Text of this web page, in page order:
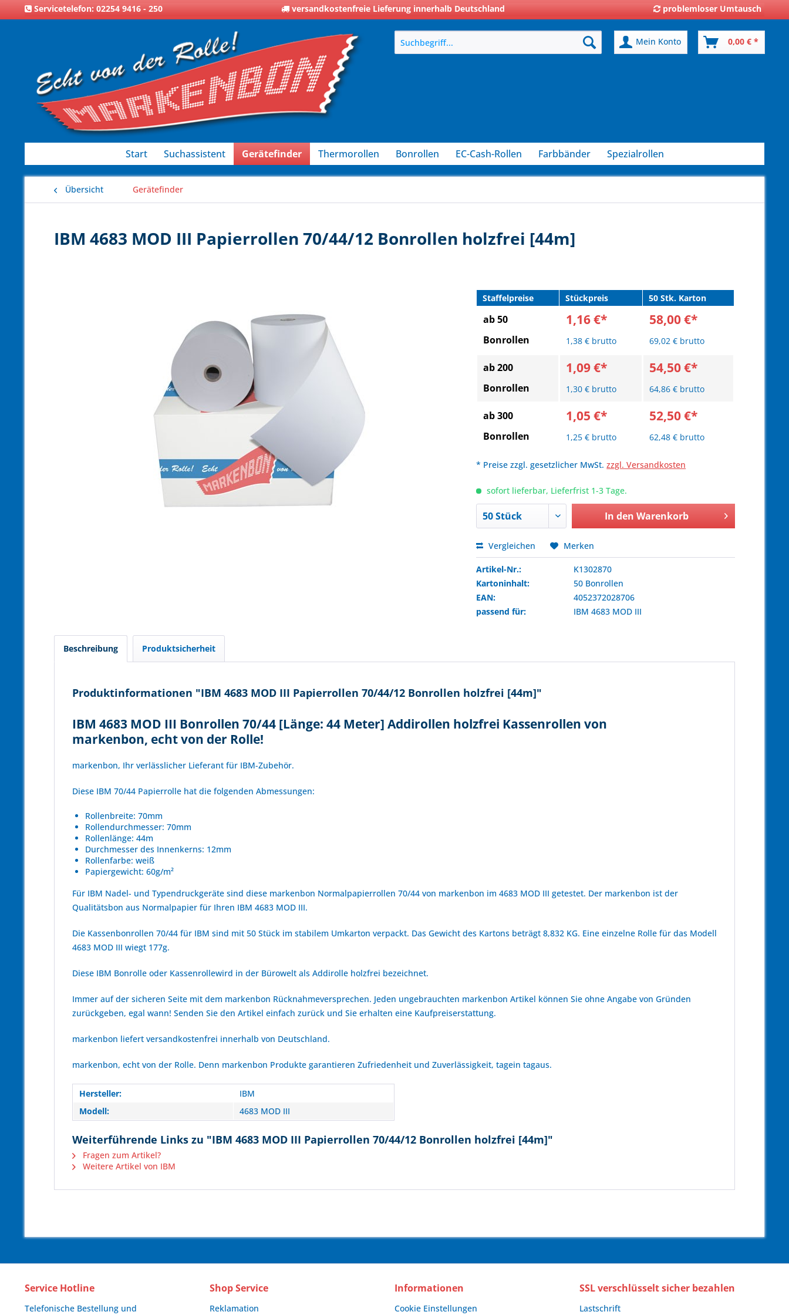
Servicetelefon: 02254 9416 - 250 versandkostenfreie Lieferung innerhalb Deutschland problemloser Umtausch
Mein Konto 0,00 € *
Start Suchassistent Gerätefinder Thermorollen Bonrollen EC-Cash-Rollen Farbbänder Spezialrollen
Übersicht Gerätefinder
IBM 4683 MOD III Papierrollen 70/44/12 Bonrollen holzfrei [44m]
Staffelpreise Stückpreis 50 Stk. Karton
ab 50
Bonrollen
1,16 €*
1,38 € brutto
58,00 €*
69,02 € brutto
ab 200
Bonrollen
1,09 €*
1,30 € brutto
54,50 €*
64,86 € brutto
ab 300
Bonrollen
1,05 €*
1,25 € brutto
52,50 €*
62,48 € brutto
* Preise zzgl. gesetzlicher MwSt.zzgl. Versandkosten
sofort lieferbar, Lieferfrist 1-3 Tage.
In den Warenkorb
Vergleichen Merken
Artikel-Nr.:
K1302870
Kartoninhalt:
50 Bonrollen
EAN:
4052372028706
passend für:
IBM 4683 MOD III
Beschreibung Produktsicherheit
Produktinformationen "IBM 4683 MOD III Papierrollen 70/44/12 Bonrollen holzfrei [44m]"
IBM 4683 MOD III Bonrollen 70/44 [Länge: 44 Meter] Addirollen holzfrei Kassenrollen von
markenbon, echt von der Rolle!
markenbon, Ihr verlässlicher Lieferant für IBM-Zubehör.
Diese IBM 70/44 Papierrolle hat die folgenden Abmessungen:
Rollenbreite: 70mm
Rollendurchmesser: 70mm
Rollenlänge: 44m
Durchmesser des Innenkerns: 12mm
Rollenfarbe: weiß
Papiergewicht: 60g/m²
Für IBM Nadel- und Typendruckgeräte sind diese markenbon Normalpapierrollen 70/44 von markenbon im 4683 MOD III getestet. Der markenbon ist der
Qualitätsbon aus Normalpapier für Ihren IBM 4683 MOD III.
Die Kassenbonrollen 70/44 für IBM sind mit 50 Stück im stabilem Umkarton verpackt. Das Gewicht des Kartons beträgt 8,832 KG. Eine einzelne Rolle für das Modell
4683 MOD III wiegt 177g.
Diese IBM Bonrolle oder Kassenrollewird in der Bürowelt als Addirolle holzfrei bezeichnet.
Immer auf der sicheren Seite mit dem markenbon Rücknahmeversprechen. Jeden ungebrauchten markenbon Artikel können Sie ohne Angabe von Gründen
zurückgeben, egal wann! Senden Sie den Artikel einfach zurück und Sie erhalten eine Kaufpreiserstattung.
markenbon liefert versandkostenfrei innerhalb von Deutschland.
markenbon, echt von der Rolle. Denn markenbon Produkte garantieren Zufriedenheit und Zuverlässigkeit, tagein tagaus.
Hersteller:
IBM
Modell:
4683 MOD III
Weiterführende Links zu "IBM 4683 MOD III Papierrollen 70/44/12 Bonrollen holzfrei [44m]"
Fragen zum Artikel?
Weitere Artikel von IBM
Service Hotline
Telefonische Bestellung und
Shop Service
Reklamation
Informationen
Cookie Einstellungen
SSL verschlüsselt sicher bezahlen
Lastschrift